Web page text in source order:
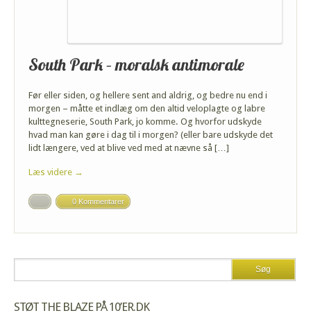
South Park – moralsk antimorale
Før eller siden, og hellere sent and aldrig, og bedre nu end i
morgen – måtte et indlæg om den altid veloplagte og labre
kulttegneserie, South Park, jo komme. Og hvorfor udskyde
hvad man kan gøre i dag til i morgen? (eller bare udskyde det
lidt længere, ved at blive ved med at nævne så […]
Læs videre →
0 Kommentarer
STØT THE BLAZE PÅ 10’ER.DK